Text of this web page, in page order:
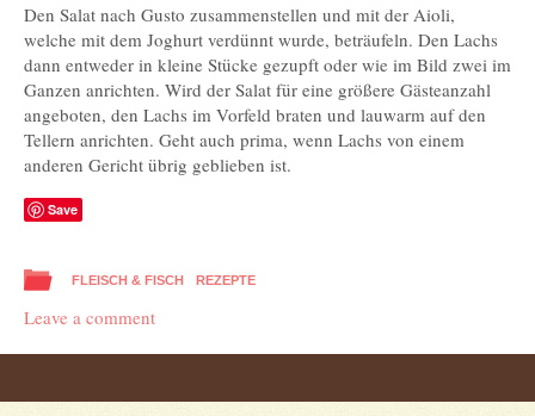
Den Salat nach Gusto zusammenstellen und mit der Aioli,
welche mit dem Joghurt verdünnt wurde, beträufeln. Den Lachs
dann entweder in kleine Stücke gezupft oder wie im Bild zwei im
Ganzen anrichten. Wird der Salat für eine größere Gästeanzahl
angeboten, den Lachs im Vorfeld braten und lauwarm auf den
Tellern anrichten. Geht auch prima, wenn Lachs von einem
anderen Gericht übrig geblieben ist.
Save
FLEISCH & FISCH REZEPTE
Leave a comment
Post navigation